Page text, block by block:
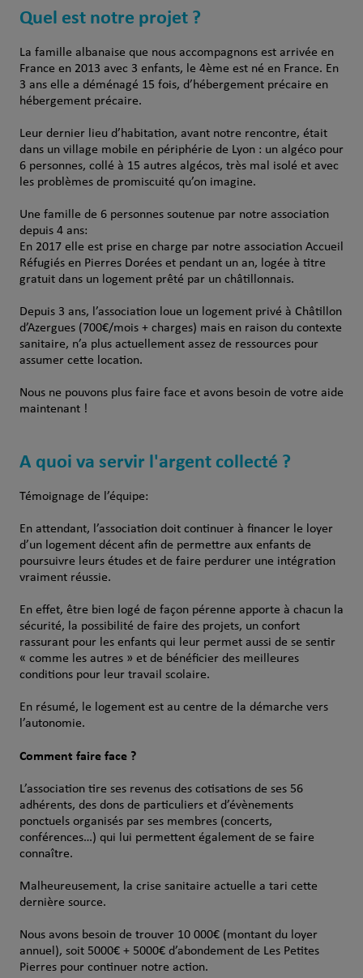
Quel est notre projet ?
La famille albanaise que nous accompagnons est arrivée en
France en 2013 avec 3 enfants, le 4ème est né en France. En
3 ans elle a déménagé 15 fois, d’hébergement précaire en
hébergement précaire.
Leur dernier lieu d’habitation, avant notre rencontre, était
dans un village mobile en périphérie de Lyon : un algéco pour
6 personnes, collé à 15 autres algécos, très mal isolé et avec
les problèmes de promiscuité qu’on imagine.
Une famille de 6 personnes soutenue par notre association
depuis 4 ans:
En 2017 elle est prise en charge par notre association Accueil
Réfugiés en Pierres Dorées et pendant un an, logée à titre
gratuit dans un logement prêté par un châtillonnais.
Depuis 3 ans, l’association loue un logement privé à Châtillon
d’Azergues (700€/mois + charges) mais en raison du contexte
sanitaire, n’a plus actuellement assez de ressources pour
assumer cette location.
Nous ne pouvons plus faire face et avons besoin de votre aide
maintenant !
A quoi va servir l'argent collecté ?
Témoignage de l’équipe:
En attendant, l’association doit continuer à financer le loyer
d’un logement décent afin de permettre aux enfants de
poursuivre leurs études et de faire perdurer une intégration
vraiment réussie.
En effet, être bien logé de façon pérenne apporte à chacun la
sécurité, la possibilité de faire des projets, un confort
rassurant pour les enfants qui leur permet aussi de se sentir
« comme les autres » et de bénéficier des meilleures
conditions pour leur travail scolaire.
En résumé, le logement est au centre de la démarche vers
l’autonomie.
Comment faire face ?
L’association tire ses revenus des cotisations de ses 56
adhérents, des dons de particuliers et d’évènements
ponctuels organisés par ses membres (concerts,
conférences…) qui lui permettent également de se faire
connaître.
Malheureusement, la crise sanitaire actuelle a tari cette
dernière source.
Nous avons besoin de trouver 10 000€ (montant du loyer
annuel), soit 5000€ + 5000€ d’abondement de Les Petites
Pierres pour continuer notre action.